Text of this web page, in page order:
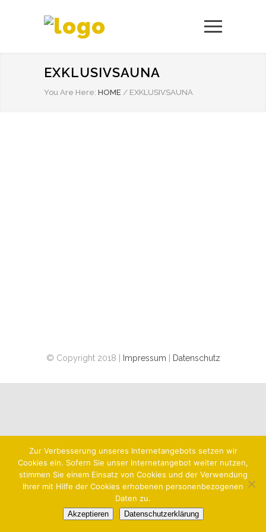
EXKLUSIVSAUNA
You Are Here: HOME / EXKLUSIVSAUNA
© Copyright 2018 | Impressum Datenschutz
Zur Verbesserung unseres Internetangebots setzen wir
Cookies ein. Sofern Sie unser Internetangebot weiter nutzen,
stimmen Sie einem Einsatz von Cookies und der Verwendung
Ihrer mit Hilfe der Cookies erhobenen personenbezogenen
Daten zu.
Akzeptieren Datenschutzerklärung